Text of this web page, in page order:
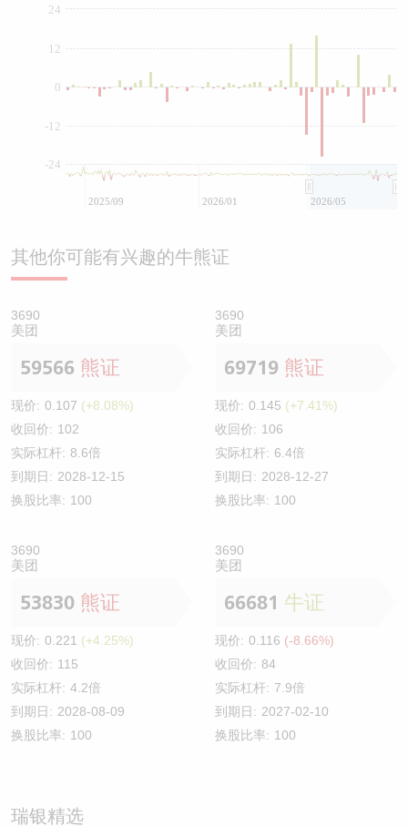
0
-24
-12
12
24
2025/09 2026/01 2026/05
其他你可能有兴趣的牛熊证
3690
美团
59566 熊证
现价: 0.107 (+8.08%)
收回价: 102
实际杠杆: 8.6倍
到期日: 2028-12-15
换股比率: 100
3690
美团
69719 熊证
现价: 0.145 (+7.41%)
收回价: 106
实际杠杆: 6.4倍
到期日: 2028-12-27
换股比率: 100
3690
美团
53830 熊证
现价: 0.221 (+4.25%)
收回价: 115
实际杠杆: 4.2倍
到期日: 2028-08-09
换股比率: 100
3690
美团
66681 牛证
现价: 0.116 (-8.66%)
收回价: 84
实际杠杆: 7.9倍
到期日: 2027-02-10
换股比率: 100
瑞银精选